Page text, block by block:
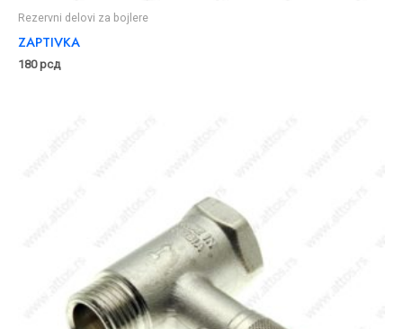
Rezervni delovi za bojlere
ZAPTIVKA
180рсд